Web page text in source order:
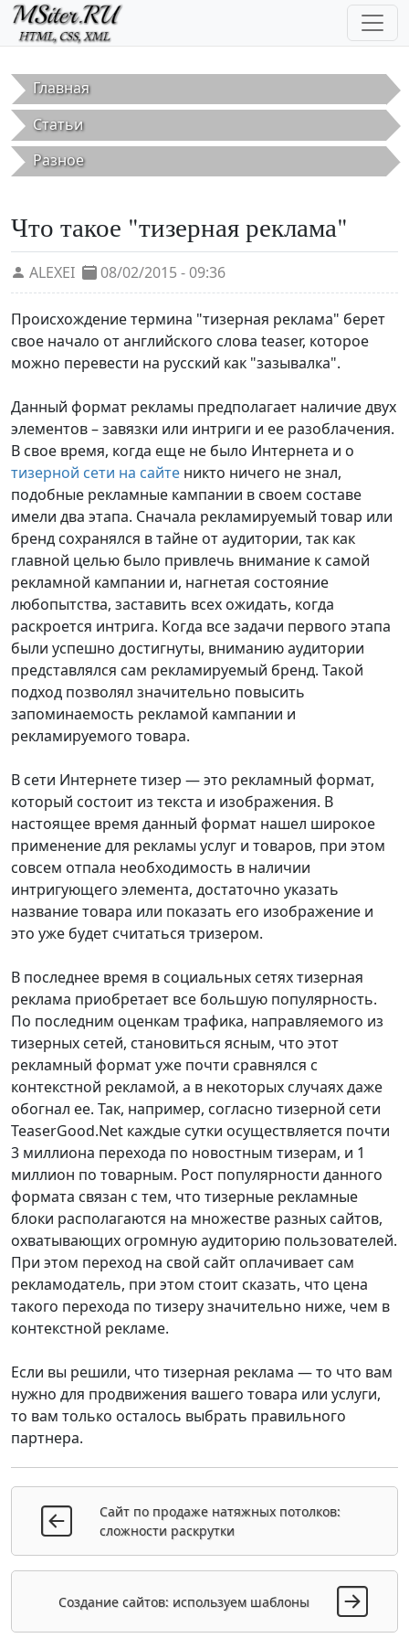
Перейти к основному содержанию
Главная
Статьи
Разное
Что такое "тизерная реклама"
ALEXEI 08/02/2015 - 09:36
Происхождение термина "тизерная реклама" берет
свое начало от английского слова teaser, которое
можно перевести на русский как "зазывалка".
Данный формат рекламы предполагает наличие двух
элементов – завязки или интриги и ее разоблачения.
В свое время, когда еще не было Интернета и о
тизерной сети на сайте никто ничего не знал,
подобные рекламные кампании в своем составе
имели два этапа. Сначала рекламируемый товар или
бренд сохранялся в тайне от аудитории, так как
главной целью было привлечь внимание к самой
рекламной кампании и, нагнетая состояние
любопытства, заставить всех ожидать, когда
раскроется интрига. Когда все задачи первого этапа
были успешно достигнуты, вниманию аудитории
представлялся сам рекламируемый бренд. Такой
подход позволял значительно повысить
запоминаемость рекламой кампании и
рекламируемого товара.
В сети Интернете тизер — это рекламный формат,
который состоит из текста и изображения. В
настоящее время данный формат нашел широкое
применение для рекламы услуг и товаров, при этом
совсем отпала необходимость в наличии
интригующего элемента, достаточно указать
название товара или показать его изображение и
это уже будет считаться тризером.
В последнее время в социальных сетях тизерная
реклама приобретает все большую популярность.
По последним оценкам трафика, направляемого из
тизерных сетей, становиться ясным, что этот
рекламный формат уже почти сравнялся с
контекстной рекламой, а в некоторых случаях даже
обогнал ее. Так, например, согласно тизерной сети
TeaserGood.Net каждые сутки осуществляется почти
3 миллиона перехода по новостным тизерам, и 1
миллион по товарным. Рост популярности данного
формата связан с тем, что тизерные рекламные
блоки располагаются на множестве разных сайтов,
охватывающих огромную аудиторию пользователей.
При этом переход на свой сайт оплачивает сам
рекламодатель, при этом стоит сказать, что цена
такого перехода по тизеру значительно ниже, чем в
контекстной рекламе.
Если вы решили, что тизерная реклама — то что вам
нужно для продвижения вашего товара или услуги,
то вам только осталось выбрать правильного
партнера.
Сайт по продаже натяжных потолков:
сложности раскрутки
Создание сайтов: используем шаблоны